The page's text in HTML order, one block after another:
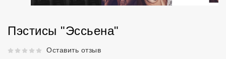
Пэстисы "Эссьена"
Рейтинг 5 из 5.Оставить отзыв